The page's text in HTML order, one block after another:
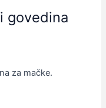
govedina
za mačke.